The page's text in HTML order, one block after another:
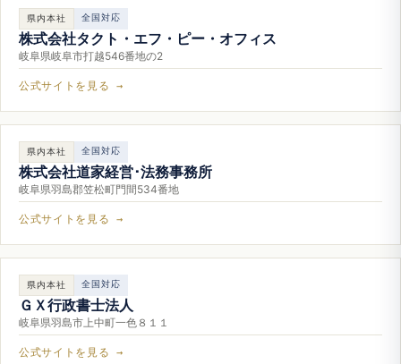
県内本社 全国対応
株式会社タクト・エフ・ピー・オフィス
岐阜県岐阜市打越546番地の2
公式サイトを見る →
県内本社 全国対応
株式会社道家経営･法務事務所
岐阜県羽島郡笠松町門間534番地
公式サイトを見る →
県内本社 全国対応
ＧＸ行政書士法人
岐阜県羽島市上中町一色８１１
公式サイトを見る →